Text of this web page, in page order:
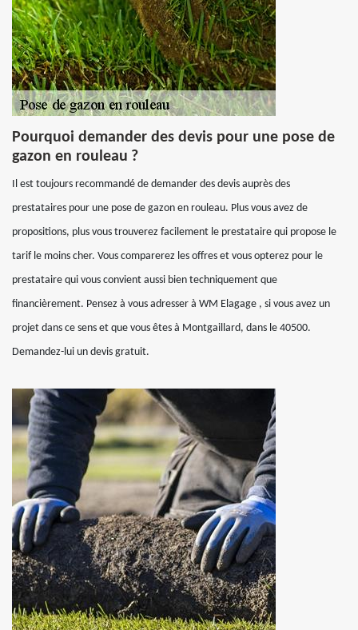
Pourquoi demander des devis pour une pose de
gazon en rouleau ?
Il est toujours recommandé de demander des devis auprès des
prestataires pour une pose de gazon en rouleau. Plus vous avez de
propositions, plus vous trouverez facilement le prestataire qui propose le
tarif le moins cher. Vous comparerez les offres et vous opterez pour le
prestataire qui vous convient aussi bien techniquement que
financièrement. Pensez à vous adresser à WM Elagage , si vous avez un
projet dans ce sens et que vous êtes à Montgaillard, dans le 40500.
Demandez-lui un devis gratuit.